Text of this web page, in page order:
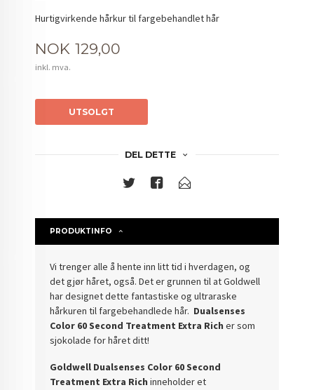
Hurtigvirkende hårkur til fargebehandlet hår
Pris
NOK 129,00
inkl. mva.
UTSOLGT
DEL DETTE
PRODUKTINFO
Vi trenger alle å hente inn litt tid i hverdagen, og
det gjør håret, også.Det er grunnen til at Goldwell
har designet dette fantastiske og ultraraske
hårkuren til fargebehandlede hår. Dualsenses
Color 60 Second Treatment Extra Rich er som
sjokolade for håret ditt!
Goldwell Dualsenses Color 60 Second
Treatment Extra Rich inneholder et